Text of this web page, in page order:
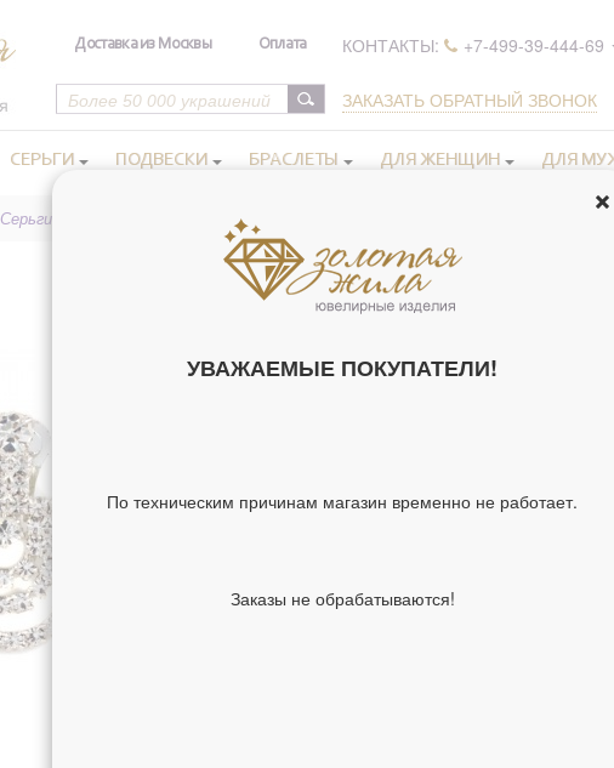
Доставка из Москвы Оплата КОНТАКТЫ: +7-499-39-444-69
ЗАКАЗАТЬ ОБРАТНЫЙ ЗВОНОК
СЕРЬГИ ПОДВЕСКИ БРАСЛЕТЫ ДЛЯ ЖЕНЩИН ДЛЯ
Серьги, бижутерия 9.11 гр.
СЕРЬГИ,
62321)
Материал
Средний вес
Классификация
УВАЖАЕМЫЕ ПОКУПАТЕЛИ!
По техническим причинам магазин временно не работает.
Заказы не обрабатываются!